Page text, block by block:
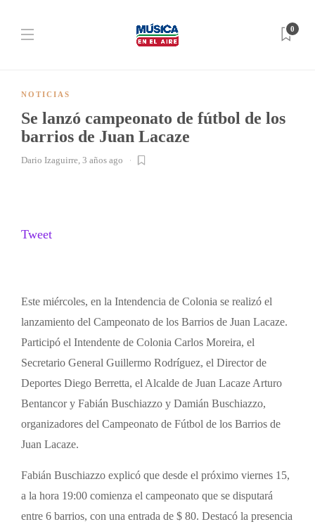
0
NOTICIAS
Se lanzó campeonato de fútbol de los
barrios de Juan Lacaze
Dario Izaguirre, 3 años ago
Tweet
Este miércoles, en la Intendencia de Colonia se realizó el
lanzamiento del Campeonato de los Barrios de Juan Lacaze.
Participó el Intendente de Colonia Carlos Moreira, el
Secretario General Guillermo Rodríguez, el Director de
Deportes Diego Berretta, el Alcalde de Juan Lacaze Arturo
Bentancor y Fabián Buschiazzo y Damián Buschiazzo,
organizadores del Campeonato de Fútbol de los Barrios de
Juan Lacaze.
Fabián Buschiazzo explicó que desde el próximo viernes 15,
a la hora 19:00 comienza el campeonato que se disputará
entre 6 barrios, con una entrada de $ 80. Destacó la presencia